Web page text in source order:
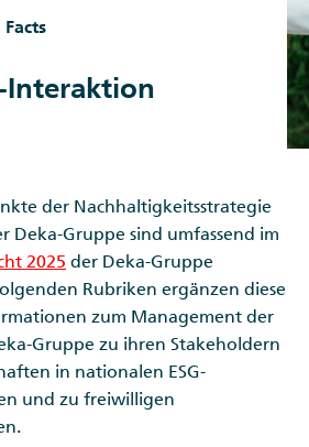
Facts
Interaktion
der Nachhaltigkeitsstrategie
Deka-Gruppe sind umfassend im
2025 der Deka-Gruppe
Rubriken ergänzen diese
zum Management der
Gruppe zu ihren Stakeholdern
in nationalen ESG-
und zu freiwilligen